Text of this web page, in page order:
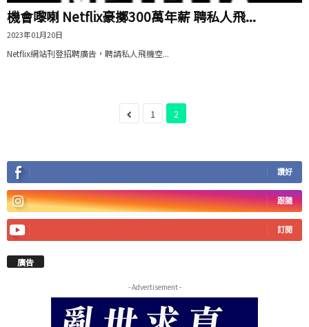
機會嚟喇 Netflix豪擲300萬年薪 聘私人飛...
2023年01月20日
Netflix網站刊登招聘廣告，聘請私人飛機空...
1 2
讚好
跟隨
訂閱
廣告
- Advertisement -